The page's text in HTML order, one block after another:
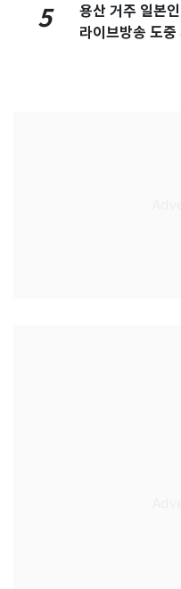
5
용산 거주 일본
라이브방송 도중